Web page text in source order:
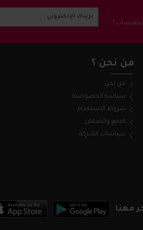
!
من نحن ؟
من نحن
سياسة الخصوصية
شروط الاستخدام
الدفع والضمان
سياسات الشركة
مهنا